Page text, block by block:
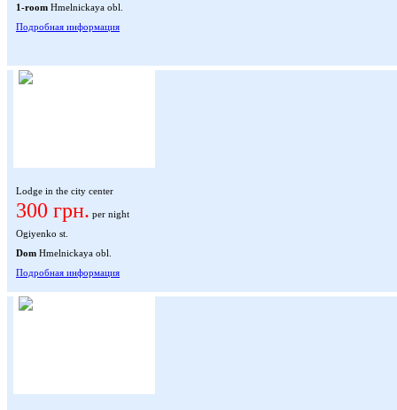
1-room Hmelnickaya obl.
Подробная информация
Lodge in the city center
300 грн. per night
Ogiyenko st.
Dom Hmelnickaya obl.
Подробная информация